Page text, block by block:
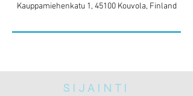
Kauppamiehenkatu 1, 45100 Kouvola, Finland
SIJAINTI